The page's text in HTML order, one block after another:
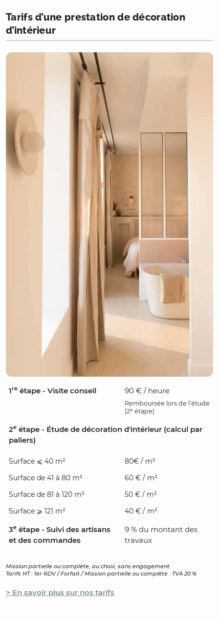
Tarifs d’une prestation de décoration
d’intérieur
1re étape - Visite conseil 90 € / heure
Remboursée lors de l’étude
(2e étape)
2e étape - Étude de décoration d'intérieur (calcul par
paliers)
Surface ⩽ 40 m²
80€ / m²
Surface de 41 à 80 m²
60 € / m²
Surface de 81 à 120 m²
50 € / m²
Surface ⩾ 121 m²
40 € / m²
3e étape - Suivi des artisans
et des commandes
9 % du montant des
travaux
Mission partielle ou complète, au choix, sans engagement.
Tarifs HT : 1er RDV / Forfait / Mission partielle ou complète : TVA 20 %
> En savoir plus sur nos tarifs